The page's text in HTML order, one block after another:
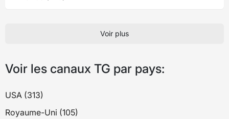
Voir plus
Voir les canaux TG par pays:
USA (313)
Royaume-Uni (105)